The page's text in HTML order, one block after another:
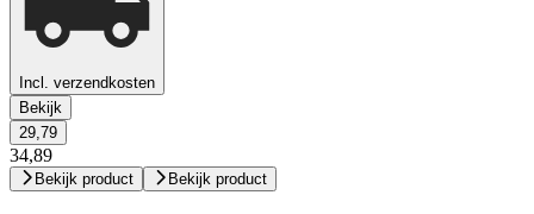
Incl. verzendkosten
Bekijk
29,79
34,89
Bekijk product Bekijk product